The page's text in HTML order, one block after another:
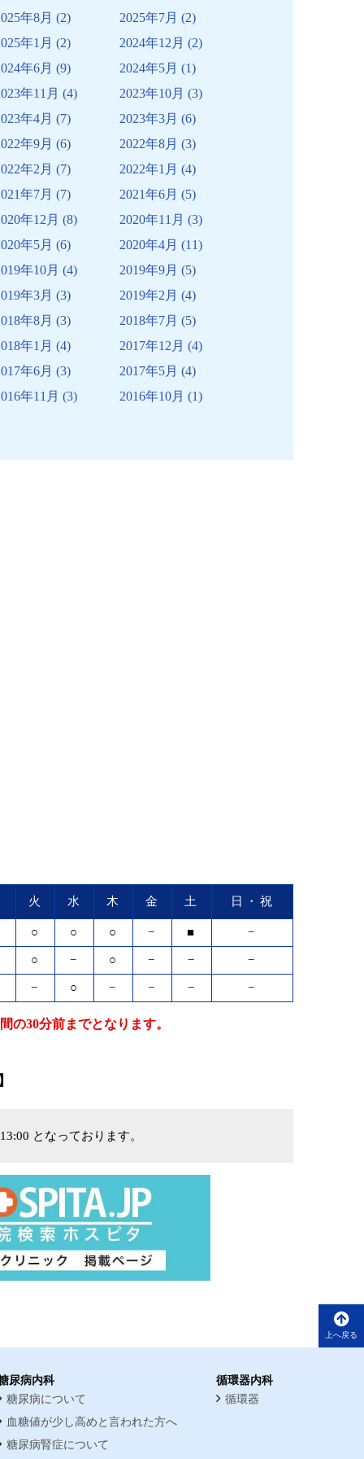
年8月 (2) 2025年7月 (2)
年1月 (2) 2024年12月 (2)
年6月 (9) 2024年5月 (1)
年11月 (4) 2023年10月 (3)
年4月 (7) 2023年3月 (6)
年9月 (6) 2022年8月 (3)
年2月 (7) 2022年1月 (4)
年7月 (7) 2021年6月 (5)
年12月 (8) 2020年11月 (3)
年5月 (6) 2020年4月 (11)
年10月 (4) 2019年9月 (5)
年3月 (3) 2019年2月 (4)
年8月 (3) 2018年7月 (5)
年1月 (4) 2017年12月 (4)
年6月 (3) 2017年5月 (4)
年11月 (3) 2016年10月 (1)
火 水 木 金 土 日・祝
○ ○ ○ − ■ −
○ − ○ − − −
− ○ − − − −
の30分前までとなります。
となっております。
上へ戻る
尿病内科
糖尿病について
血糖値が少し高めと言われた方へ
糖尿病腎症について
循環器内科
循環器